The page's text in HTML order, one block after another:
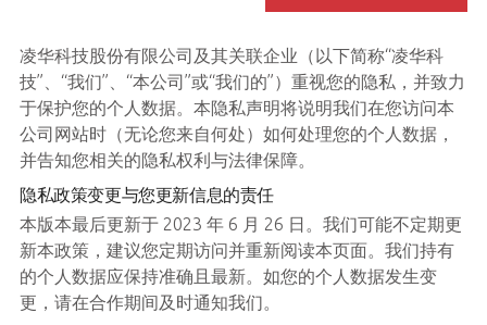
凌华科技股份有限公司及其关联企业（以下简称“凌华科
技”、“我们”、“本公司”或“我们的”）重视您的隐私，并致力
于保护您的个人数据。本隐私声明将说明我们在您访问本
公司网站时（无论您来自何处）如何处理您的个人数据，
并告知您相关的隐私权利与法律保障。
隐私政策变更与您更新信息的责任
本版本最后更新于 2023 年 6 月 26 日。我们可能不定期更
新本政策，建议您定期访问并重新阅读本页面。我们持有
的个人数据应保持准确且最新。如您的个人数据发生变
更，请在合作期间及时通知我们。